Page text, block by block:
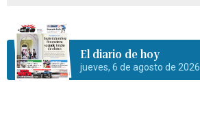
El diario de hoy
jueves, 6 de agosto de 2026